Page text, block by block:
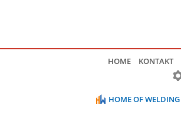
HOME KONTAKT
HOME OF WELDING